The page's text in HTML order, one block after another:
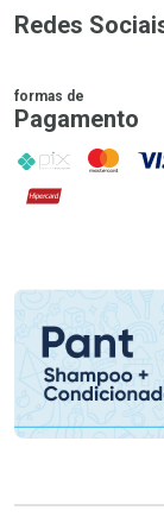
Redes
formas de
Pagamento
PIX
Hipercard